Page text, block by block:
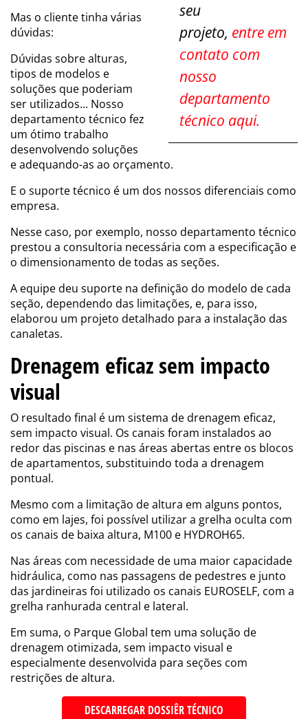
seu
projeto, entre em
contato com
nosso
departamento
técnico aqui.
Mas o cliente tinha várias
dúvidas:
Dúvidas sobre alturas,
tipos de modelos e
soluções que poderiam
ser utilizados... Nosso
departamento técnico fez
um ótimo trabalho
desenvolvendo soluções
e adequando-as ao orçamento.
E o suporte técnico é um dos nossos diferenciais como
empresa.
Nesse caso, por exemplo, nosso departamento técnico
prestou a consultoria necessária com a especificação e
o dimensionamento de todas as seções.
A equipe deu suporte na definição do modelo de cada
seção, dependendo das limitações, e, para isso,
elaborou um projeto detalhado para a instalação das
canaletas.
Drenagem eficaz sem impacto
visual
O resultado final é um sistema de drenagem eficaz,
sem impacto visual. Os canais foram instalados ao
redor das piscinas e nas áreas abertas entre os blocos
de apartamentos, substituindo toda a drenagem
pontual.
Mesmo com a limitação de altura em alguns pontos,
como em lajes, foi possível utilizar a grelha oculta com
os canais de baixa altura, M100 e HYDROH65.
Nas áreas com necessidade de uma maior capacidade
hidráulica, como nas passagens de pedestres e junto
das jardineiras foi utilizado os canais EUROSELF, com a
grelha ranhurada central e lateral.
Em suma, o Parque Global tem uma solução de
drenagem otimizada, sem impacto visual e
especialmente desenvolvida para seções com
restrições de altura.
DESCARREGAR DOSSIÊR TÉCNICO